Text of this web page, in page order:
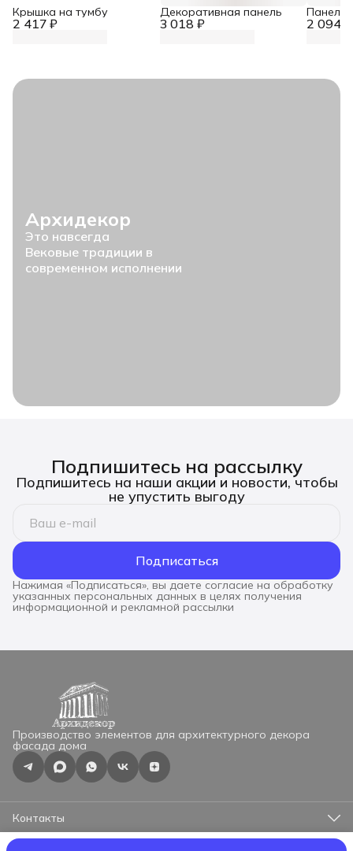
2 417 ₽
Крышка на тумбу
3 018 ₽
Декоративная панель
2 094 ₽
Панель
Архидекор
Это навсегда
Вековые традиции в
современном исполнении
Подпишитесь на рассылку
Подпишитесь на наши акции и новости, чтобы
не упустить выгоду
Подписаться
Нажимая «Подписаться», вы даете согласие на обработку
указанных персональных данных в целях получения
информационной и рекламной рассылки
Производство элементов для архитектурного декора
фасада дома
Контакты
Адрес